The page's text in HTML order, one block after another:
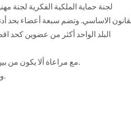
الاساسي. وتضم سبعة أعضاء بحد
البلد الواحد أكثر من عضوين كحد
مع مراعاة ألا يكون من بين أعضاء اللجنة من صدر ضدهم قرارات تتعلق بانتهاك حقوق الملكية الفكرية.
ولمجلس الإدارة حق الاعتراض على أي من الأسماء المختارة مع إبداء الأسباب.